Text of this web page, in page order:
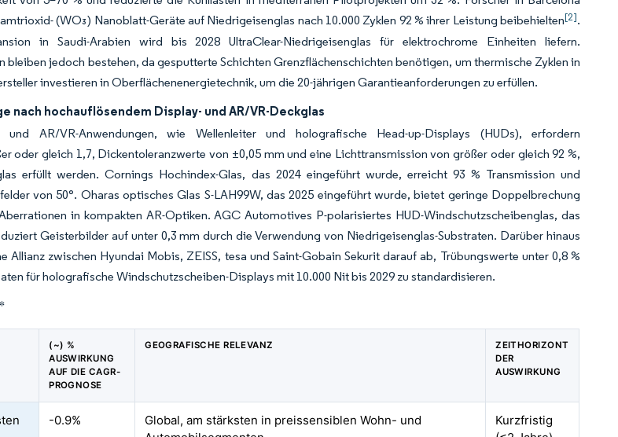
(WO₃) Nanoblatt-Geräte auf Niedrigeisenglas nach 10.000 Zyklen 92 % ihrer Leistung beibehielten[2].
in Saudi-Arabien wird bis 2028 UltraClear-Niedrigeisenglas für elektrochrome Einheiten liefern.
bleiben jedoch bestehen, da gesputterte Schichten Grenzflächenschichten benötigen, um thermische Zyklen in
investieren in Oberflächenenergietechnik, um die 20-jährigen Garantieanforderungen zu erfüllen.
nach hochauflösendem Display- und AR/VR-Deckglas
und AR/VR-Anwendungen, wie Wellenleiter und holografische Head-up-Displays (HUDs), erfordern
oder gleich 1,7, Dickentoleranzwerte von ±0,05 mm und eine Lichttransmission von größer oder gleich 92 %,
erfüllt werden. Cornings Hochindex-Glas, das 2024 eingeführt wurde, erreicht 93 % Transmission und
von 50°. Oharas optisches Glas S-LAH99W, das 2025 eingeführt wurde, bietet geringe Doppelbrechung
in kompakten AR-Optiken. AGC Automotives P-polarisiertes HUD-Windschutzscheibenglas, das
Geisterbilder auf unter 0,3 mm durch die Verwendung von Niedrigeisenglas-Substraten. Darüber hinaus
Allianz zwischen Hyundai Mobis, ZEISS, tesa und Saint-Gobain Sekurit darauf ab, Trübungswerte unter 0,8 %
für holografische Windschutzscheiben-Displays mit 10.000 Nit bis 2029 zu standardisieren.
*
(~) %
AUSWIRKUNG
AUF DIE CAGR-
PROGNOSE
GEOGRAFISCHE RELEVANZ
ZEITHORIZONT
DER
AUSWIRKUNG
-0.9%
Global, am stärksten in preissensiblen Wohn- und
Kurzfristig